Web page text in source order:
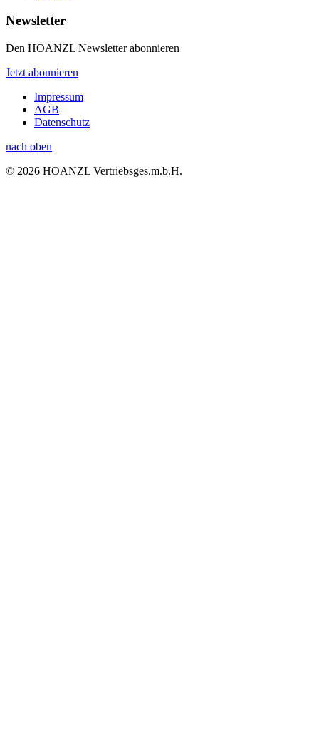
Newsletter
Den HOANZL Newsletter abonnieren
Jetzt abonnieren
Impressum
AGB
Datenschutz
nach oben
© 2026 HOANZL Vertriebsges.m.b.H.